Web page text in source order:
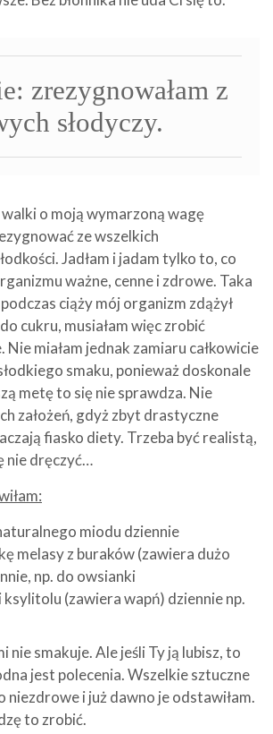
zrezygnowałam z
słodyczy.
o moją wymarzoną wagę
ze wszelkich
Jadłam i jadam tylko to, co
ważne, cenne i zdrowe. Taka
ciąży mój organizm zdążył
cukru, musiałam więc zrobić
Nie miałam jednak zamiaru całkowicie
smaku, ponieważ doskonale
metę to się nie sprawdza. Nie
założeń, gdyż zbyt drastyczne
fiasko diety. Trzeba być realistą,
nie dręczyć…
miodu dziennie
melasy z buraków (zawiera dużo
np. do owsianki
ksylitolu (zawiera wapń) dziennie np.
nie smakuje. Ale jeśli Ty ją lubisz, to
jest polecenia. Wszelkie sztuczne
niezdrowe i już dawno je odstawiłam.
to zrobić.